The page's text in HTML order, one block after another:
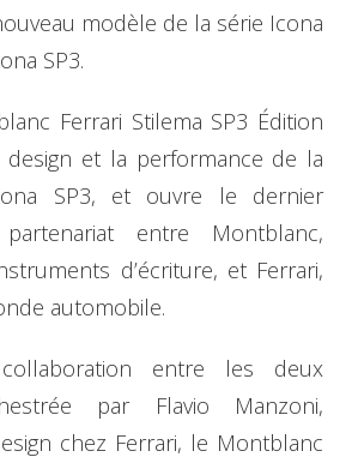
modèle de la série Icona
SP3.
Ferrari Stilema SP3 Édition
design et la performance de la
SP3, et ouvre le dernier
entre Montblanc,
d’écriture, et Ferrari,
automobile.
entre les deux
par Flavio Manzoni,
chez Ferrari, le Montblanc